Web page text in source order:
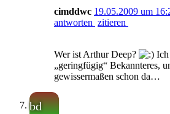
cimddwc 19.05.2009 um
antworten zitieren
Wer ist Arthur Deep?
Ich
„geringfügig“ Bekannteres,
gewissermaßen schon da…
bd